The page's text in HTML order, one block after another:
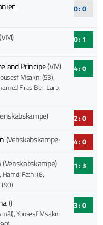
0 : 0
(VM) 0 : 1
and Principe(VM)
Msakni (53),
Firas Ben Larbi
4 : 0
2 : 0
(Venskabskampe) 4 : 0
(Venskabskampe)
, Hamdi Fathi (8,
(90)
1 : 3
()
, Yousesf Msakni
3 : 0